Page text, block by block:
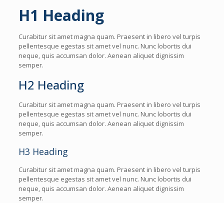
H1 Heading
Curabitur sit amet magna quam. Praesent in libero vel turpis
pellentesque egestas sit amet vel nunc. Nunc lobortis dui
neque, quis accumsan dolor. Aenean aliquet dignissim
semper.
H2 Heading
Curabitur sit amet magna quam. Praesent in libero vel turpis
pellentesque egestas sit amet vel nunc. Nunc lobortis dui
neque, quis accumsan dolor. Aenean aliquet dignissim
semper.
H3 Heading
Curabitur sit amet magna quam. Praesent in libero vel turpis
pellentesque egestas sit amet vel nunc. Nunc lobortis dui
neque, quis accumsan dolor. Aenean aliquet dignissim
semper.